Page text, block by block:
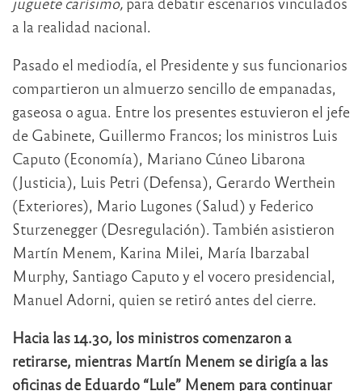
a la realidad nacional.
Pasado el mediodía, el Presidente y sus funcionarios
compartieron un almuerzo sencillo de empanadas,
gaseosa o agua. Entre los presentes estuvieron el jefe
de Gabinete, Guillermo Francos; los ministros Luis
Caputo (Economía), Mariano Cúneo Libarona
(Justicia), Luis Petri (Defensa), Gerardo Werthein
(Exteriores), Mario Lugones (Salud) y Federico
Sturzenegger (Desregulación). También asistieron
Martín Menem, Karina Milei, María Ibarzabal
Murphy, Santiago Caputo y el vocero presidencial,
Manuel Adorni, quien se retiró antes del cierre.
Hacia las 14.30, los ministros comenzaron a
retirarse, mientras Martín Menem se dirigía a las
oficinas de Eduardo “Lule” Menem para continuar